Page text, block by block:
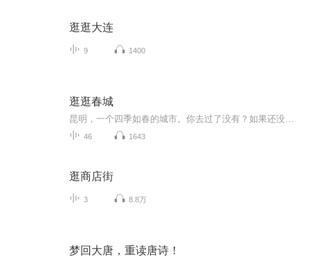
逛逛大连
9 1400
逛逛春城
46 1643
逛商店街
3 8.8万
梦回大唐，重读唐诗！